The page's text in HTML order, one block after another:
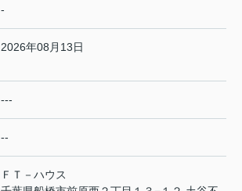
-
2026年08月13日
---
--
ＦＴ－ハウス